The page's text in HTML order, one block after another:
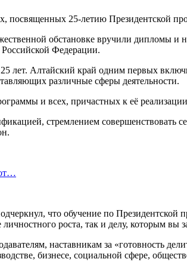
обстановке вручили дипломы
Российской Федерации.
лет. Алтайский край одним первых
различные сферы деятельности.
и всех, причастных к её
стремлением
что обучение по Президентской
роста, так и делу, которым вы
наставникам за «готовность
бизнесе, социальной сфере,